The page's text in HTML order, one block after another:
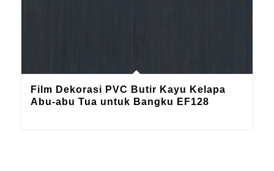
Film Dekorasi PVC Butir Kayu Kelapa
Abu-abu Tua untuk Bangku EF128